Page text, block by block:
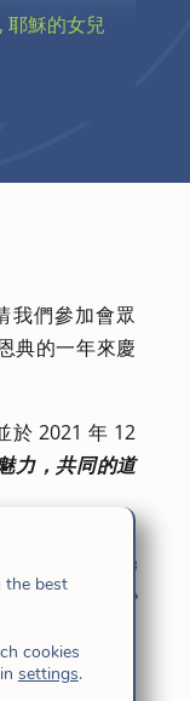
, 耶穌的女兒
我們參加會眾
典的一年來慶
於 2021 年 12
力，共同的道
機
祈求他的聖靈
們對這一年準
the best
cookies
settings.